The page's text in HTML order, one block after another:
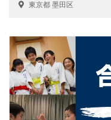
東京都 墨田区